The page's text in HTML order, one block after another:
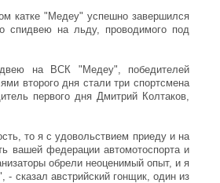
катке "Медеу" успешно завершился
спидвею на льду, проводимого под
на ВСК "Медеу", победителей
второго дня стали три спортсмена
первого дня Дмитрий Колтаков,
то я с удовольствием приеду и на
федерации автомотоспорта и
обрели неоценимый опыт, и я
сказал австрийский гонщик, один из